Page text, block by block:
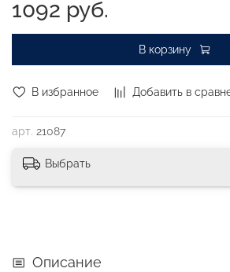
В избранное Добавить в
арт. 21087
1092 руб.
В корзину
Выбрать
Описание